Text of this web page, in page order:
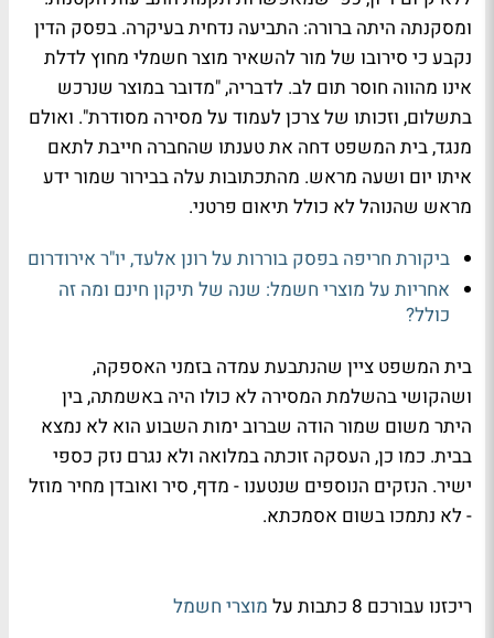
ומסקנתה היתה ברורה: התביעה נדחית בעיקרה. בפסק הדין
נקבע כי סירובו של מור להשאיר מוצר חשמלי מחוץ לדלת
אינו מהווה חוסר תום לב. לדבריה, "מדובר במוצר שנרכש
בתשלום, וזכותו של צרכן לעמוד על מסירה מסודרת". ואולם
מנגד, בית המשפט דחה את טענתו שהחברה חייבת לתאם
איתו יום ושעה מראש. מהתכתובות עלה בבירור שמור ידע
מראש שהנוהל לא כולל תיאום פרטני.
ביקורת חריפה בפסק בוררות על רונן אלעד, יו"ר אירודרום
אחריות על מוצרי חשמל: שנה של תיקון חינם ומה זה
כולל?
בית המשפט ציין שהנתבעת עמדה בזמני האספקה,
ושהקושי בהשלמת המסירה לא כולו היה באשמתה, בין
היתר משום שמור הודה שברוב ימות השבוע הוא לא נמצא
בבית. כמו כן, העסקה זוכתה במלואה ולא נגרם נזק כספי
ישיר. הנזקים הנוספים שנטענו - מדף, סיר ואובדן מחיר מוזל
- לא נתמכו בשום אסמכתא.
ריכזנו עבורכם 8 כתבות על
מוצרי חשמל